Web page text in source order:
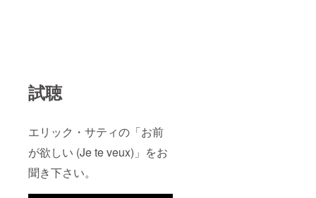
試聴
エリック・サティの「お前
が欲しい (Je te veux)」をお
聞き下さい。